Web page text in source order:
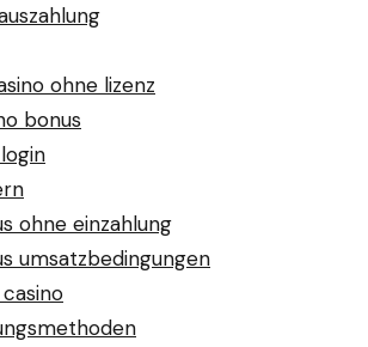
ohne lizenz
bonus
ohne einzahlung
umsatzbedingungen